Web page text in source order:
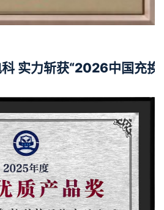
实力斩获“2026中国充换